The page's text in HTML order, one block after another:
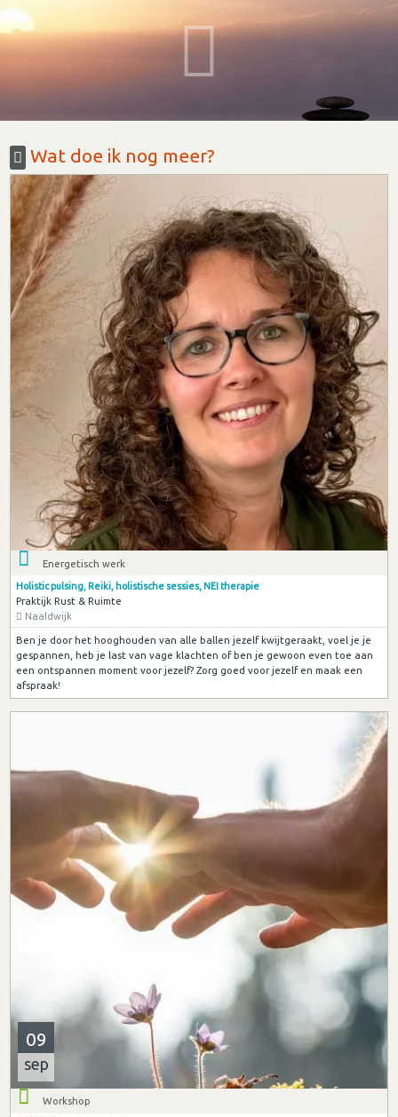
Wat doe ik nog meer?
Energetisch werk
Holistic pulsing, Reiki, holistische sessies, NEI therapie
Praktijk Rust & Ruimte
Naaldwijk
Ben je door het hooghouden van alle ballen jezelf kwijtgeraakt, voel je je
gespannen, heb je last van vage klachten of ben je gewoon even toe aan
een ontspannen moment voor jezelf? Zorg goed voor jezelf en maak een
afspraak!
09
sep
Workshop